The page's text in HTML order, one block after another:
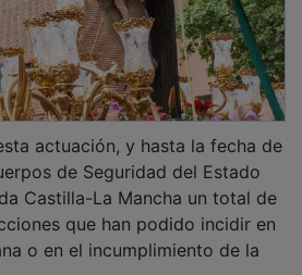
actuación, y hasta la fecha de
de Seguridad del Estado
Castilla-La Mancha un total de
que han podido incidir en
o en el incumplimiento de la